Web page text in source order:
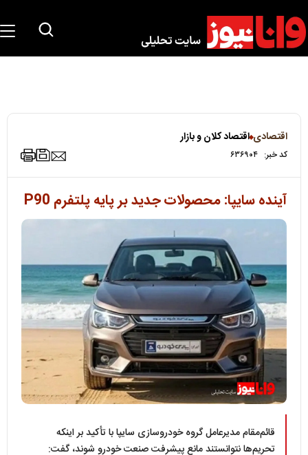
اقتصادی اقتصاد کلان و بازار
کد خبر: ۶۳۶۹۰۴
آینده سایپا: محصولات جدید بر پایه پلتفرم P90
قائم‌مقام مدیرعامل گروه خودروسازی سایپا با تأکید بر اینکه
تحریم‌ها نتوانستند مانع پیشرفت صنعت خودرو شوند، گفت: